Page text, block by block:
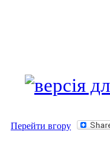
Перейти вгору